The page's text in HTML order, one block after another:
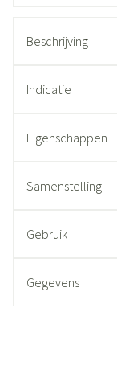
Beschrijving
Indicatie
Eigenschappen
Samenstelling
Gebruik
Gegevens